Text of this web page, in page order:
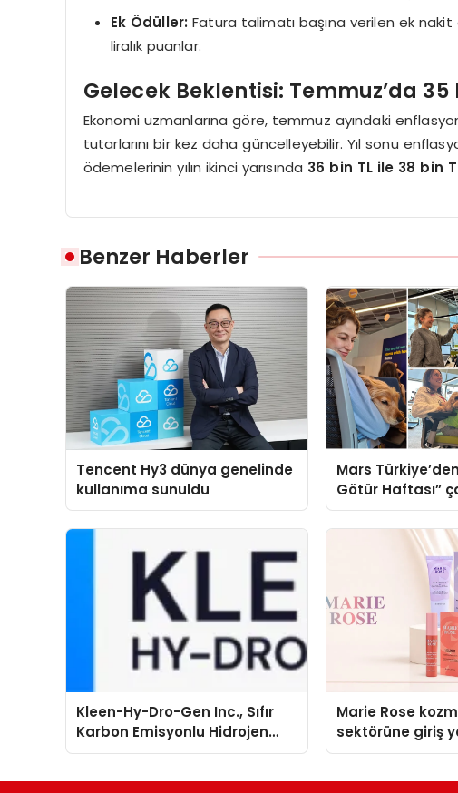
Ek Ödüller: Fatura talimatı başına verilen ek
liralık puanlar.
Gelecek Beklentisi: Temmuz’da 35
Ekonomi uzmanlarına göre, temmuz ayındaki
tutarlarını bir kez daha güncelleyebilir. Yıl sonu
ödemelerinin yılın ikinci yarısında 36 bin TL ile 38 bin
Benzer Haberler
Tencent Hy3 dünya genelinde
kullanıma sunuldu
Mars
Götür Haftası”
Kleen-Hy-Dro-Gen Inc., Sıfır
Karbon Emisyonlu Hidrojen
Isıtma Teknolojisinde ISO ve
Marie Rose
sektörüne giriş